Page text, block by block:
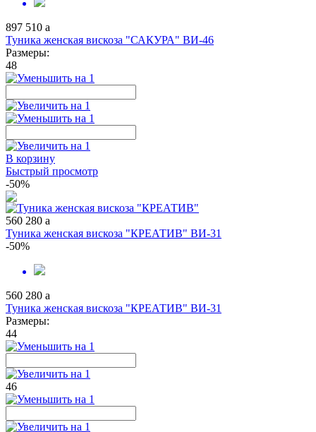
897 510 a
Туника женская вискоза "САКУРА" ВИ-46
Размеры:
48
В корзину
Быстрый просмотр
-50%
560 280 a
Туника женская вискоза "КРЕАТИВ" ВИ-31
-50%
560 280 a
Туника женская вискоза "КРЕАТИВ" ВИ-31
Размеры:
44
46